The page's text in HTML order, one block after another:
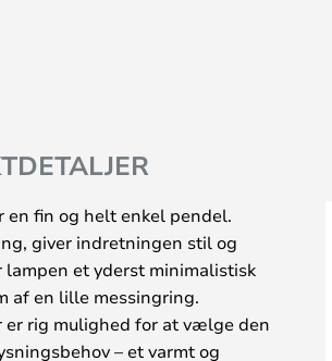
en fin og helt enkel pendel.
giver indretningen stil og
et yderst minimalistisk
af en lille messingring.
er rig mulighed for at vælge den
– et varmt og